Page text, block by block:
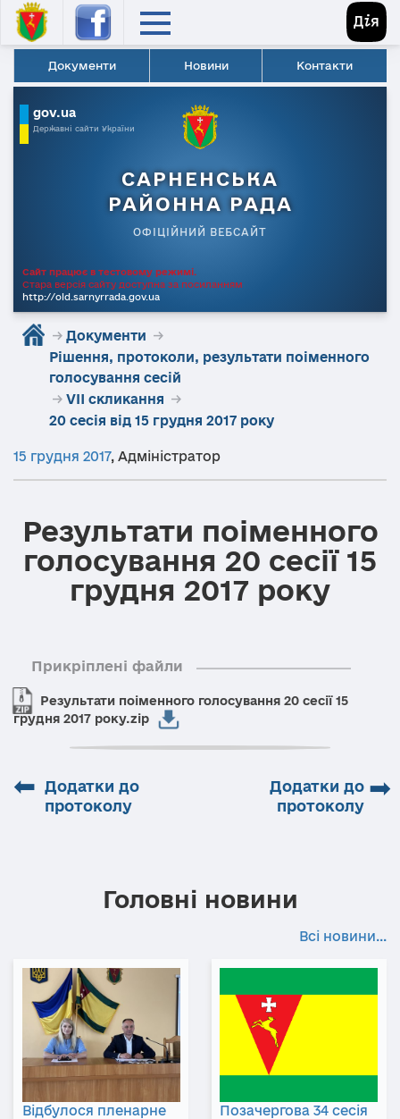
Документи Новини Контакти
gov.ua
Державні сайти України
САРНЕНСЬКА
РАЙОННА РАДА
ОФІЦІЙНИЙ ВЕБСАЙТ
Сайт працює в тестовому режимі.
Стара версія сайту доступна за посиланням
http://old.sarnyrrada.gov.ua
→ Документи →
Рішення, протоколи, результати поіменного
голосування сесій
→ VII скликання →
20 сесія від 15 грудня 2017 року
15 грудня 2017, Адміністратор
Результати поіменного
голосування 20 сесії 15
грудня 2017 року
Прикріплені файли
Результати поіменного голосування 20 сесії 15
грудня 2017 року.zip
⬅ Додатки до
протоколу
➡
Додатки до
протоколу
Головні новини
Всі новини...
Відбулося пленарне
Позачергова 34 сесія